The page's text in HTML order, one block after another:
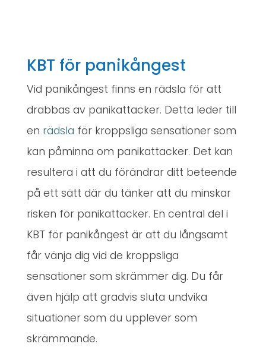
KBT för panikångest
Vid panikångest finns en rädsla för att
drabbas av panikattacker. Detta leder till
en rädsla för kroppsliga sensationer som
kan påminna om panikattacker. Det kan
resultera i att du förändrar ditt beteende
på ett sätt där du tänker att du minskar
risken för panikattacker. En central del i
KBT för panikångest är att du långsamt
får vänja dig vid de kroppsliga
sensationer som skrämmer dig. Du får
även hjälp att gradvis sluta undvika
situationer som du upplever som
skrämmande.